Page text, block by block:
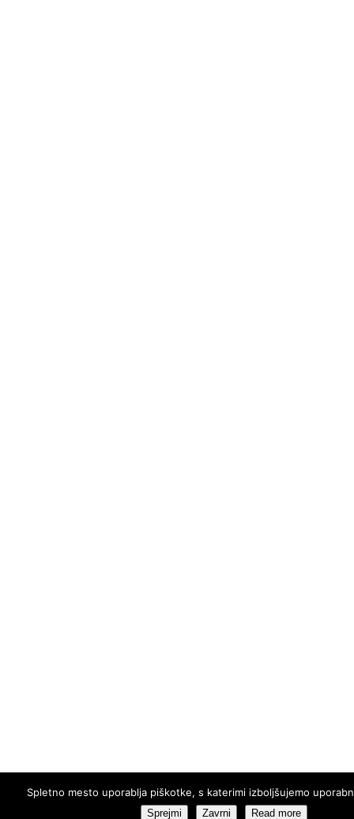
Spletno mesto uporablja piškotke, s katerimi izboljšujemo
Sprejmi Zavrni Read more